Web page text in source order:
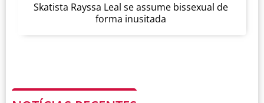
Skatista Rayssa Leal se assume bissexual de
forma inusitada